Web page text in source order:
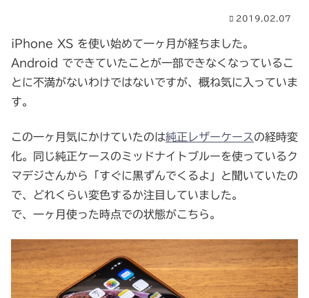
2019.02.07
iPhone XS を使い始めて一ヶ月が経ちました。
Android でできていたことが一部できなくなっているこ
とに不満がないわけではないですが、概ね気に入っていま
す。
この一ヶ月気にかけていたのは純正レザーケース の経時変
化。同じ純正ケースのミッドナイトブルーを使っているク
マデジさんから「すぐに黒ずんでくるよ」と聞いていたの
で、どれくらい変色するか注目していました。
で、一ヶ月使った時点での状態がこちら。